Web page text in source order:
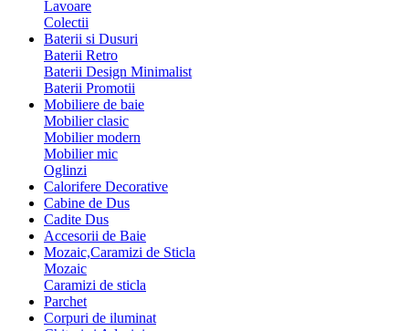
Lavoare
Colectii
Baterii si Dusuri
Baterii Retro
Baterii Design Minimalist
Baterii Promotii
Mobiliere de baie
Mobilier clasic
Mobilier modern
Mobilier mic
Oglinzi
Calorifere Decorative
Cabine de Dus
Cadite Dus
Accesorii de Baie
Mozaic,Caramizi de Sticla
Mozaic
Caramizi de sticla
Parchet
Corpuri de iluminat